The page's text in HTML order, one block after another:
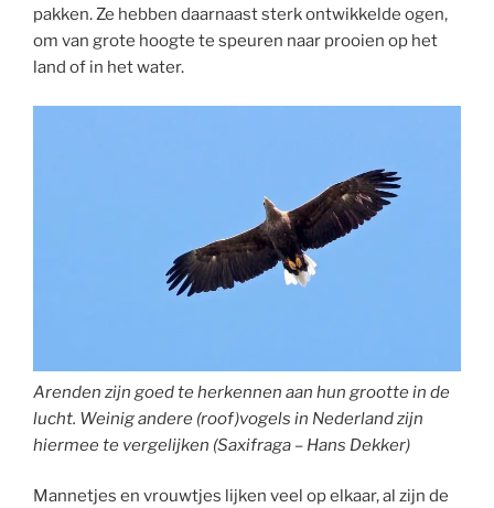
pakken. Ze hebben daarnaast sterk ontwikkelde ogen,
om van grote hoogte te speuren naar prooien op het
land of in het water.
Arenden zijn goed te herkennen aan hun grootte in de
lucht. Weinig andere (roof)vogels in Nederland zijn
hiermee te vergelijken (Saxifraga – Hans Dekker)
Mannetjes en vrouwtjes lijken veel op elkaar, al zijn de